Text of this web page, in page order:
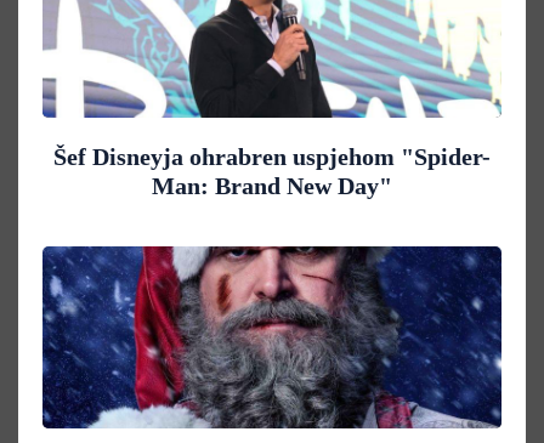
Šef Disneyja ohrabren uspjehom "Spider-
Man: Brand New Day"